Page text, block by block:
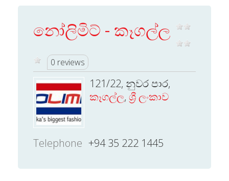
නෝලිමිට් - කෑගල්ල
0 reviews
121/22, නුවර පාර,
කෑගල්ල, ශ්‍රී ලංකාව
Telephone +94 35 222 1445